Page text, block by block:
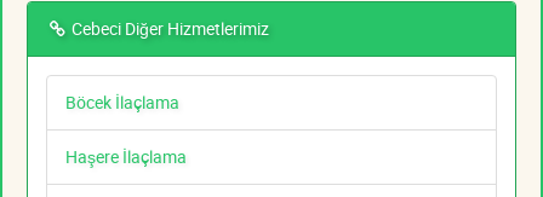
Cebeci Diğer Hizmetlerimiz
Böcek İlaçlama
Haşere İlaçlama